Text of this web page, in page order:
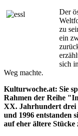
Der
zu
ein
sich
Weg machte.
Kulturwoche.at: Sie
Rahmen der Reihe
XX. Jahrhundert drei
und 1996 entstanden
auf eher ältere Stücke